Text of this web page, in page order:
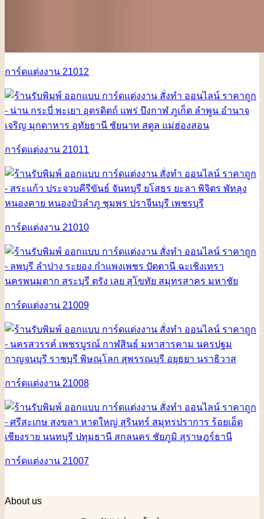
การ์ดแต่งงาน 21012
การ์ดแต่งงาน 21011
การ์ดแต่งงาน 21010
การ์ดแต่งงาน 21009
การ์ดแต่งงาน 21008
การ์ดแต่งงาน 21007
About us